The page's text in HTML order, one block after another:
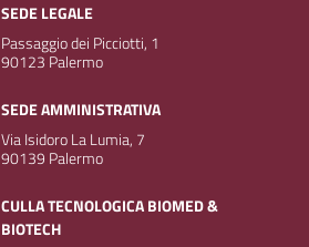
SEDE LEGALE
Passaggio dei Picciotti, 1
90123 Palermo
SEDE AMMINISTRATIVA
Via Isidoro La Lumia, 7
90139 Palermo
CULLA TECNOLOGICA BIOMED &
BIOTECH